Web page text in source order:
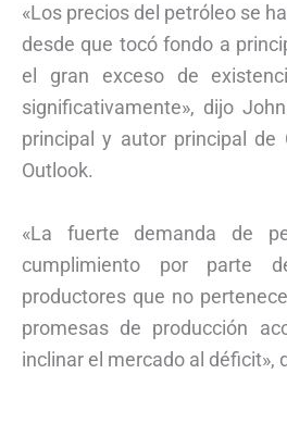
«Los precios del petróleo se
desde que tocó fondo a
el gran exceso de
significativamente», dijo
principal y autor principal de
Outlook.
«La fuerte demanda de
cumplimiento por parte
productores que no
promesas de producción
inclinar el mercado al déficit»,